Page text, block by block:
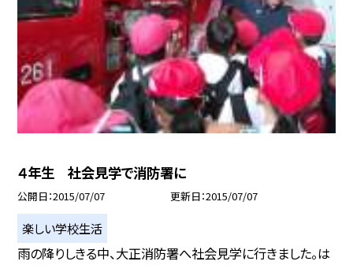
４年生 社会見学で消防署に
公開日 2015/07/07 更新日 2015/07/07
楽しい学校生活
雨の降りしきる中、大正消防署へ社会見学に行きました。は